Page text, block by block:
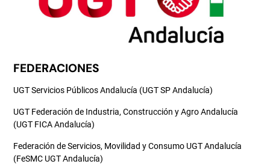
FEDERACIONES
UGT Servicios Públicos Andalucía (UGT SP Andalucía)
UGT Federación de Industria, Construcción y Agro Andalucía
(UGT FICA Andalucía)
Federación de Servicios, Movilidad y Consumo UGT Andalucía
(FeSMC UGT Andalucía)